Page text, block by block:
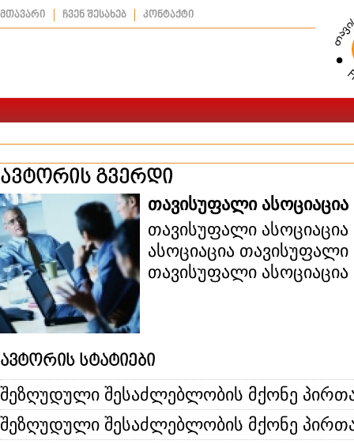
მთავარი ჩვენ შესახებ კონტაქტი
ავტორის გვერდი
თავისუფალი ასოციაცია
თავისუფალი
ასოციაცია თავისუფალი
თავისუფალი ასოციაცია
ავტორის სტატიები
შეზღუდული შესაძლებლობის მქონე
შეზღუდული შესაძლებლობის მქონე